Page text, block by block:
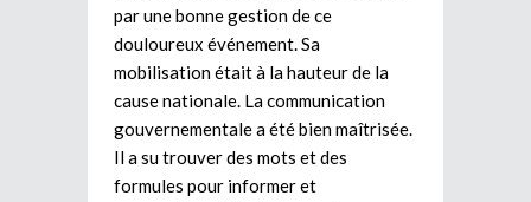
par une bonne gestion de ce
douloureux événement. Sa
mobilisation était à la hauteur de la
cause nationale. La communication
gouvernementale a été bien maîtrisée.
Il a su trouver des mots et des
formules pour informer et